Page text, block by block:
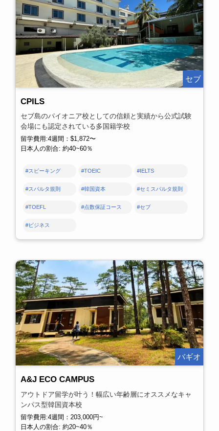
セブ
CPILS
セブ島のパイオニア校としての信頼と実績から公式試験
会場にも認定されている多国籍学校
留学費用:4週間：$1,872〜
日本人の割合: 約40~60％
#スピーキング #TOEIC #IELTS
#スパルタ規則 #韓国資本 #セミスパルタ規則
#TOEFL #点数保証コース #セブ
#ビジネス
バギオ
A&J ECO CAMPUS
アウトドア留学が叶う！幅広い年齢層にオススメなキャ
ンパス型韓国資本校
留学費用:4週間：203,000円~
日本人の割合: 約20~40％